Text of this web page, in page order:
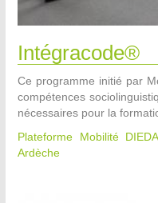
Intégracode®
Ce programme initié par
compétences
nécessaires pour la
Plateforme Mobilité
Ardèche